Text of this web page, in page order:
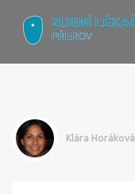
Klára Horáková